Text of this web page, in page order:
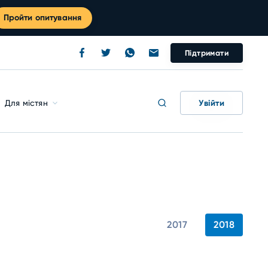
Пройти опитування
Підтримати
Для містян Увійти
2017 2018